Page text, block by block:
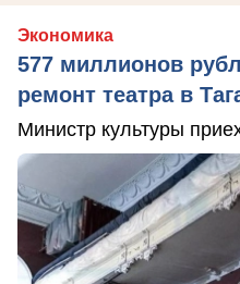
Экономика
577 миллионов
ремонт театра в
Министр культуры